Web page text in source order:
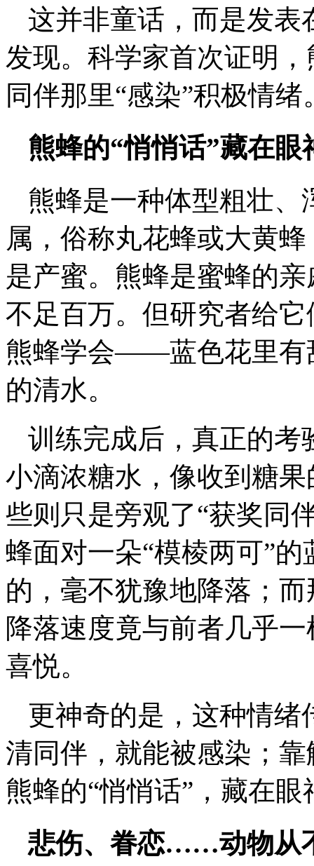
这并非童话，而是发表
发现。科学家首次证明
同伴那里“感染”积极情绪
熊蜂的“悄悄话”藏在眼
熊蜂是一种体型粗壮
属，俗称丸花蜂或大黄
是产蜜。熊蜂是蜜蜂的
不足百万。但研究者给
熊蜂学会——蓝色花里有
的清水。
训练完成后，真正的考
小滴浓糖水，像收到糖
些则只是旁观了“获奖同
蜂面对一朵“模棱两可”
的，毫不犹豫地降落；
降落速度竟与前者几乎
喜悦。
更神奇的是，这种情绪
清同伴，就能被感染；
熊蜂的“悄悄话”，藏在眼
悲伤、眷恋……动物从